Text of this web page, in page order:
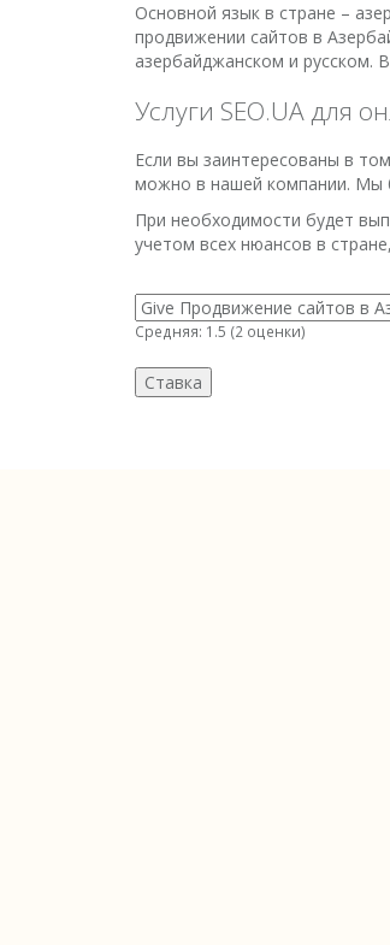
Основной язык в стране –
продвижении сайтов в
азербайджанском и русском.
Услуги SEO.UA для
Если вы заинтересованы в
можно в нашей компании. Мы
При необходимости будет
учетом всех нюансов в
Средняя: 1.5 (2 оценки)